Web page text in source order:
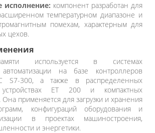
компонент разработан для
температурном диапазоне и
помехам, характерным для
цехов.
используется в системах
на базе контроллеров
S7-300, а также в распределенных
ET 200 и компактных
Она применяется для загрузки и хранения
конфигураций оборудования и
в проектах машиностроения,
и энергетики.